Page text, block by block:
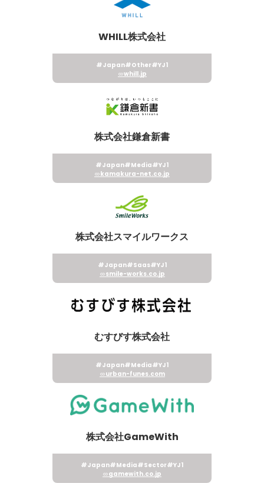
WHILL株式会社
#Japan#Other#YJ1
whill.jp
株式会社鎌倉新書
#Japan#Media#YJ1
kamakura-net.co.jp
株式会社スマイルワークス
#Japan#Saas#YJ1
smile-works.co.jp
むすびす株式会社
#Japan#Media#YJ1
urban-funes.com
株式会社GameWith
#Japan#Media#Sector#YJ1
gamewith.co.jp